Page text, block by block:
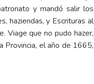
y mandó salir los
haziendas, y Escrituras al
Viage que no pudo hazer,
Provincia, el año de 1665,